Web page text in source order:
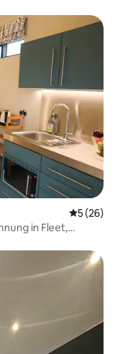
5 (26)
in Fleet,